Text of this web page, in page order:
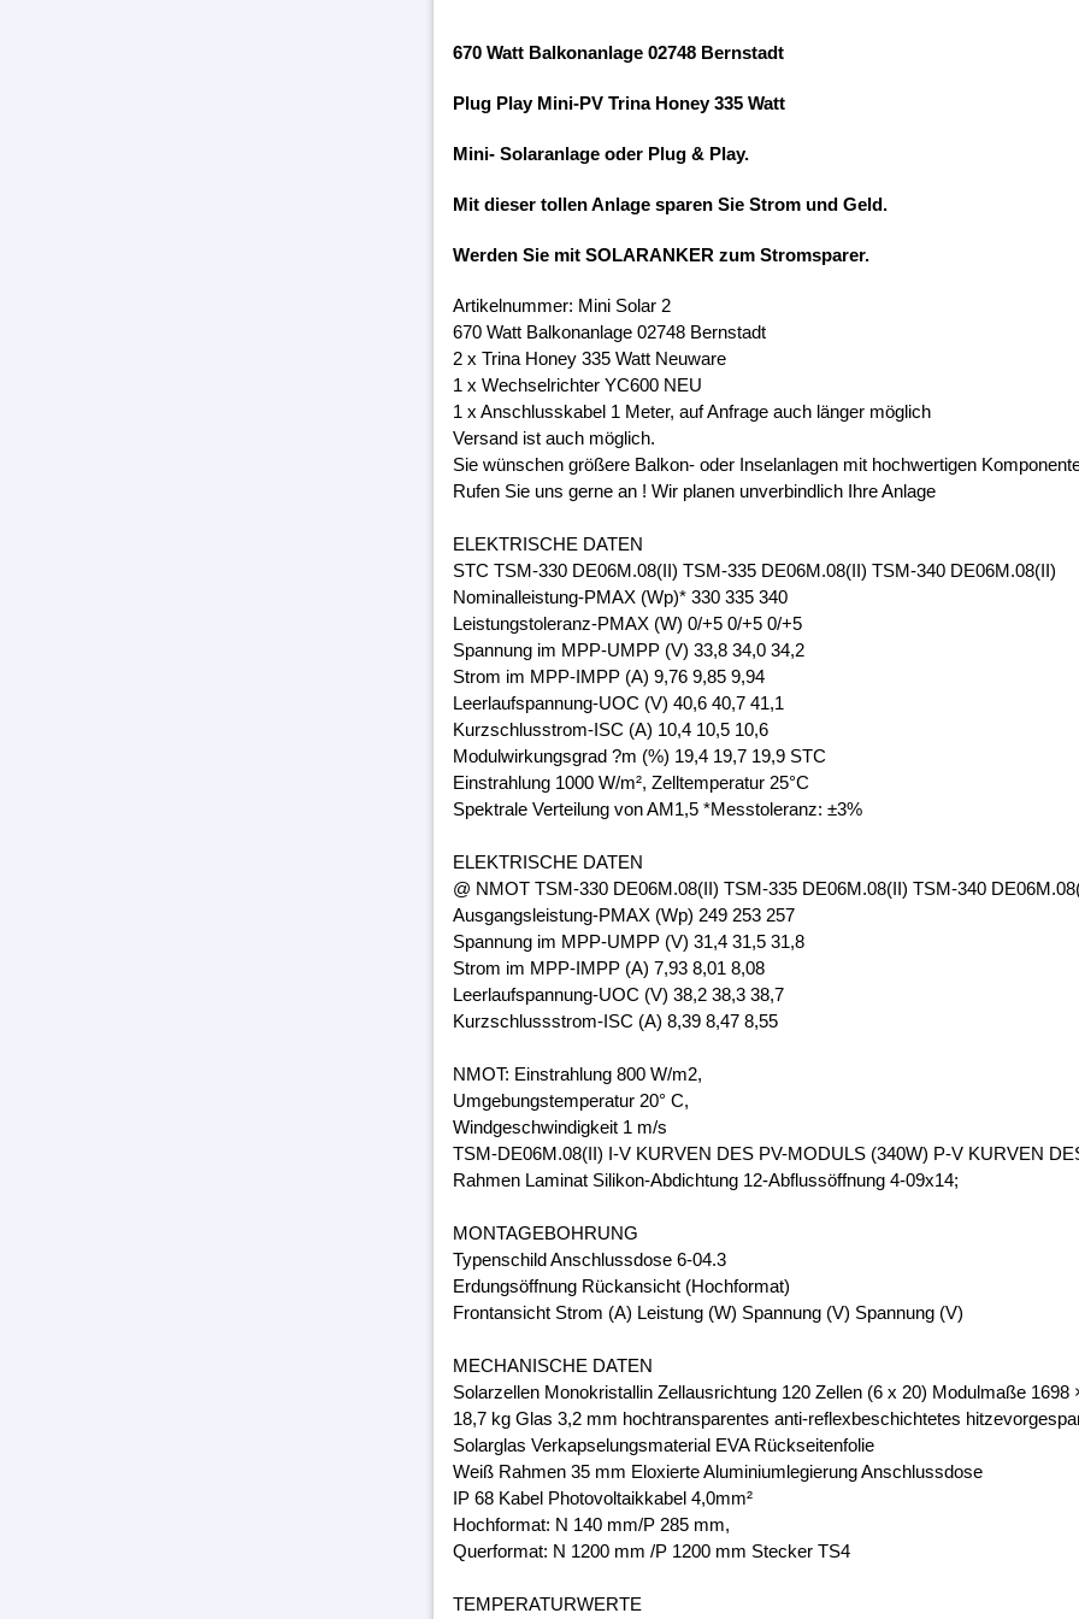
670 Watt Balkonanlage 02748 Bernstadt
Plug Play Mini-PV Trina Honey 335 Watt
Mini- Solaranlage oder Plug & Play.
Mit dieser tollen Anlage sparen Sie Strom und Geld.
Werden Sie mit SOLARANKER zum Stromsparer.
Artikelnummer: Mini Solar 2
670 Watt Balkonanlage 02748 Bernstadt
2 x Trina Honey 335 Watt Neuware
1 x Wechselrichter YC600 NEU
1 x Anschlusskabel 1 Meter, auf Anfrage auch länger möglich
Versand ist auch möglich.
Sie wünschen größere Balkon- oder Inselanlagen mit hochwertigen
Rufen Sie uns gerne an ! Wir planen unverbindlich Ihre Anlage
ELEKTRISCHE DATEN
STC TSM-330 DE06M.08(II) TSM-335 DE06M.08(II) TSM-340 DE06M.08(II)
Nominalleistung-PMAX (Wp)* 330 335 340
Leistungstoleranz-PMAX (W) 0/+5 0/+5 0/+5
Spannung im MPP-UMPP (V) 33,8 34,0 34,2
Strom im MPP-IMPP (A) 9,76 9,85 9,94
Leerlaufspannung-UOC (V) 40,6 40,7 41,1
Kurzschlusstrom-ISC (A) 10,4 10,5 10,6
Modulwirkungsgrad ?m (%) 19,4 19,7 19,9 STC
Einstrahlung 1000 W/m², Zelltemperatur 25°C
Spektrale Verteilung von AM1,5 *Messtoleranz: ±3%
ELEKTRISCHE DATEN
@ NMOT TSM-330 DE06M.08(II) TSM-335 DE06M.08(II) TSM-340
Ausgangsleistung-PMAX (Wp) 249 253 257
Spannung im MPP-UMPP (V) 31,4 31,5 31,8
Strom im MPP-IMPP (A) 7,93 8,01 8,08
Leerlaufspannung-UOC (V) 38,2 38,3 38,7
Kurzschlussstrom-ISC (A) 8,39 8,47 8,55
NMOT: Einstrahlung 800 W/m2,
Umgebungstemperatur 20° C,
Windgeschwindigkeit 1 m/s
TSM-DE06M.08(II) I-V KURVEN DES PV-MODULS (340W) P-V KURVEN
Rahmen Laminat Silikon-Abdichtung 12-Abflussöffnung 4-09x14;
MONTAGEBOHRUNG
Typenschild Anschlussdose 6-04.3
Erdungsöffnung Rückansicht (Hochformat)
Frontansicht Strom (A) Leistung (W) Spannung (V) Spannung (V)
MECHANISCHE DATEN
Solarzellen Monokristallin Zellausrichtung 120 Zellen (6 x 20) Modulmaße
18,7 kg Glas 3,2 mm hochtransparentes anti-reflexbeschichtetes
Solarglas Verkapselungsmaterial EVA Rückseitenfolie
Weiß Rahmen 35 mm Eloxierte Aluminiumlegierung Anschlussdose
IP 68 Kabel Photovoltaikkabel 4,0mm²
Hochformat: N 140 mm/P 285 mm,
Querformat: N 1200 mm /P 1200 mm Stecker TS4
TEMPERATURWERTE